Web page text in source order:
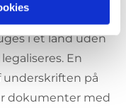
i et land uden
En
underskriften på
dokumenter med